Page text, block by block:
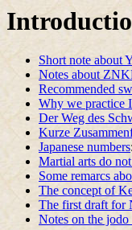
Short note about
Notes about
Recommended
Why we practice
Der Weg des
Kurze
Japanese numbers
Martial arts do
Some remarcs
The concept of
The first draft for
Notes on the